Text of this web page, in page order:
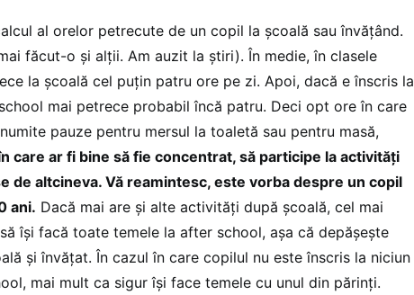
al orelor petrecute de un copil la şcoală sau învăţând.
făcut-o şi alţii. Am auzit la ştiri). În medie, în clasele
la şcoală cel puţin patru ore pe zi. Apoi, dacă e înscris la
mai petrece probabil încă patru. Deci opt ore în care
pauze pentru mersul la toaletă sau pentru masă,
care ar fi bine să fie concentrat, să participe la activităţi
de altcineva. Vă reamintesc, este vorba despre un copil
ani. Dacă mai are şi alte activităţi după şcoală, cel mai
îşi facă toate temele la after school, aşa că depăşeşte
şi învăţat. În cazul în care copilul nu este înscris la niciun
mai mult ca sigur îşi face temele cu unul din părinţi.